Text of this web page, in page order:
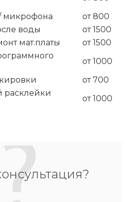
микрофона
от 800
воды
от 1500
мат.платы
от 1500
от 1000
от 700
расклейки
от 1000